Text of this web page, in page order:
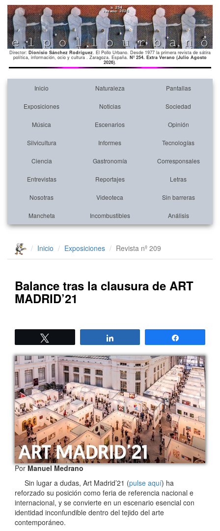
Director: Dionisio Sánchez Rodríguez. El Pollo Urbano. Desde 1977 la primera revista de sátira
política, información, ocio y cultura . Zaragoza. España. Nº 254. Extra Verano (Julio Agosto
2026).
Inicio Naturaleza Pantallas
Exposiciones Noticias Sociedad
Música Escenarios Opinión
Silvicultura Informes Tecnologías
Ciencia Gastronomía Corresponsales
Entrevistas Reportajes Letras
Nosotras Videoteca Sin barreras
Mancheta Incombustibles Análisis
Inicio Exposiciones Revista nº 209
Balance tras la clausura de ART
MADRID’21
PorManuel Medrano
Sin lugar a dudas, Art Madrid’21 (pulse aquí) ha
reforzado su posición como feria de referencia nacional e
internacional, y se convierte en un escenario esencial con
identidad inconfundible dentro del tejido del arte
contemporáneo.